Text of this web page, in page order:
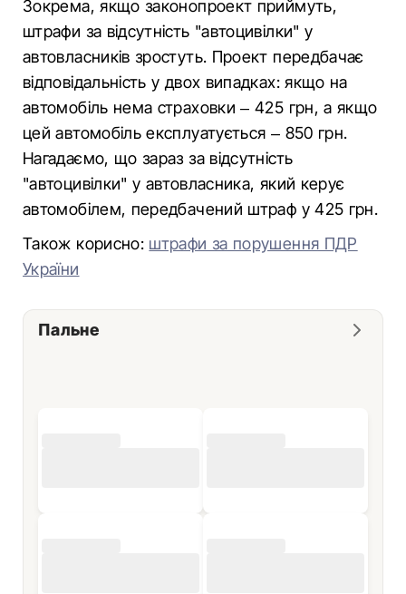
Зокрема, якщо законопроект приймуть,
штрафи за відсутність "автоцивілки" у
автовласників зростуть. Проект передбачає
відповідальність у двох випадках: якщо на
автомобіль нема страховки – 425 грн, а якщо
цей автомобіль експлуатується – 850 грн.
Нагадаємо, що зараз за відсутність
"автоцивілки" у автовласника, який керує
автомобілем, передбачений штраф у 425 грн.
Також корисно: штрафи за порушення ПДР
України
Пальне